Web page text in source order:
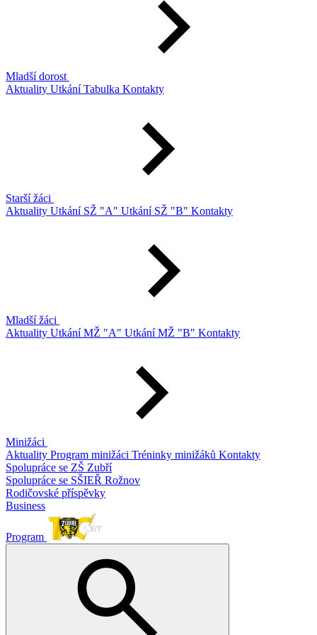
Mladší dorost
Aktuality UtkáníTabulka Kontakty
Starší žáci
Aktuality Utkání SŽ "A" Utkání SŽ "B" Kontakty
Mladší žáci
Aktuality Utkání MŽ "A" Utkání MŽ "B" Kontakty
Minižáci
Aktuality Program minižáci Tréninky minižáků Kontakty
Spolupráce se ZŠ Zubří
Spolupráce se SŠIEŘ Rožnov
Rodičovské příspěvky
Business
Program